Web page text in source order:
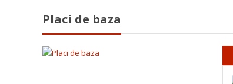
Placi de baza